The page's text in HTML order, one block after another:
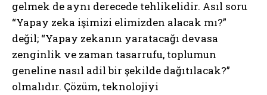
gelmek de aynı derecede tehlikelidir. Asıl soru
“Yapay zeka işimizi elimizden alacak mı?”
değil; “Yapay zekanın yaratacağı devasa
zenginlik ve zaman tasarrufu, toplumun
geneline nasıl adil bir şekilde dağıtılacak?”
olmalıdır. Çözüm, teknolojiyi